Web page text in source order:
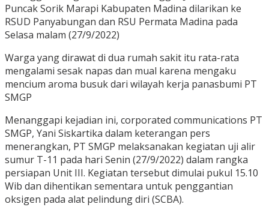
Puncak Sorik Marapi Kabupaten Madina dilarikan ke
RSUD Panyabungan dan RSU Permata Madina pada
Selasa malam (27/9/2022)
Warga yang dirawat di dua rumah sakit itu rata-rata
mengalami sesak napas dan mual karena mengaku
mencium aroma busuk dari wilayah kerja panasbumi PT
SMGP
Menanggapi kejadian ini, corporated communications PT
SMGP, Yani Siskartika dalam keterangan pers
menerangkan, PT SMGP melaksanakan kegiatan uji alir
sumur T-11 pada hari Senin (27/9/2022) dalam rangka
persiapan Unit III. Kegiatan tersebut dimulai pukul 15.10
Wib dan dihentikan sementara untuk penggantian
oksigen pada alat pelindung diri (SCBA).